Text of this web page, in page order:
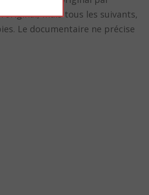
mais tous les suivants,
Le documentaire ne précise